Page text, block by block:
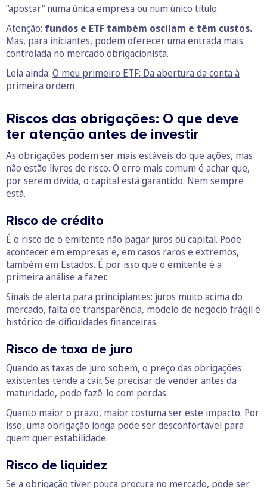
“apostar” numa única empresa ou num único título.
Atenção: fundos e ETF também oscilam e têm custos.
Mas, para iniciantes, podem oferecer uma entrada mais
controlada no mercado obrigacionista.
Leia ainda: O meu primeiro ETF: Da abertura da conta à
primeira ordem
Riscos das obrigações: O que deve
ter atenção antes de investir
As obrigações podem ser mais estáveis do que ações, mas
não estão livres de risco. O erro mais comum é achar que,
por serem dívida, o capital está garantido. Nem sempre
está.
Risco de crédito
É o risco de o emitente não pagar juros ou capital. Pode
acontecer em empresas e, em casos raros e extremos,
também em Estados. É por isso que o emitente é a
primeira análise a fazer.
Sinais de alerta para principiantes: juros muito acima do
mercado, falta de transparência, modelo de negócio frágil e
histórico de dificuldades financeiras.
Risco de taxa de juro
Quando as taxas de juro sobem, o preço das obrigações
existentes tende a cair. Se precisar de vender antes da
maturidade, pode fazê-lo com perdas.
Quanto maior o prazo, maior costuma ser este impacto. Por
isso, uma obrigação longa pode ser desconfortável para
quem quer estabilidade.
Risco de liquidez
Se a obrigação tiver pouca procura no mercado, pode ser